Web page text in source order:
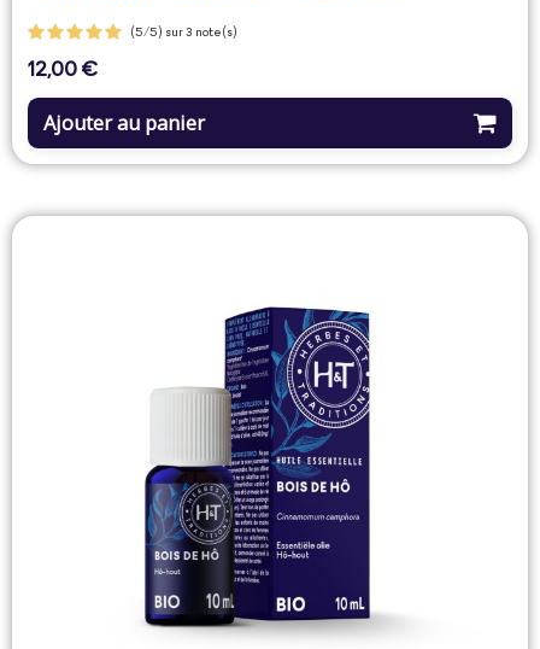
(5/5) sur 3 note(s)
Prix
12,00 €
Ajouter au panier